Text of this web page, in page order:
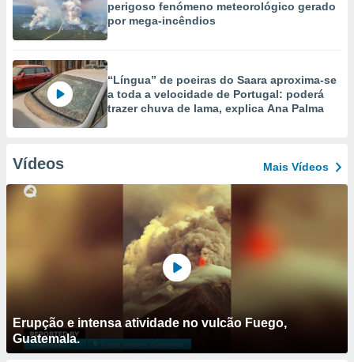
perigoso fenómeno meteorológico gerado
por mega-incêndios
“Língua” de poeiras do Saara aproxima-se
a toda a velocidade de Portugal: poderá
trazer chuva de lama, explica Ana Palma
Vídeos Mais Vídeos
Erupção e intensa atividade no vulcão Fuego,
Guatemala.